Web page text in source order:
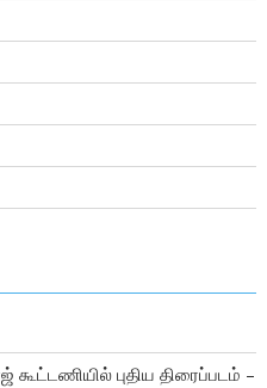
புதிய திரைப்படம் –